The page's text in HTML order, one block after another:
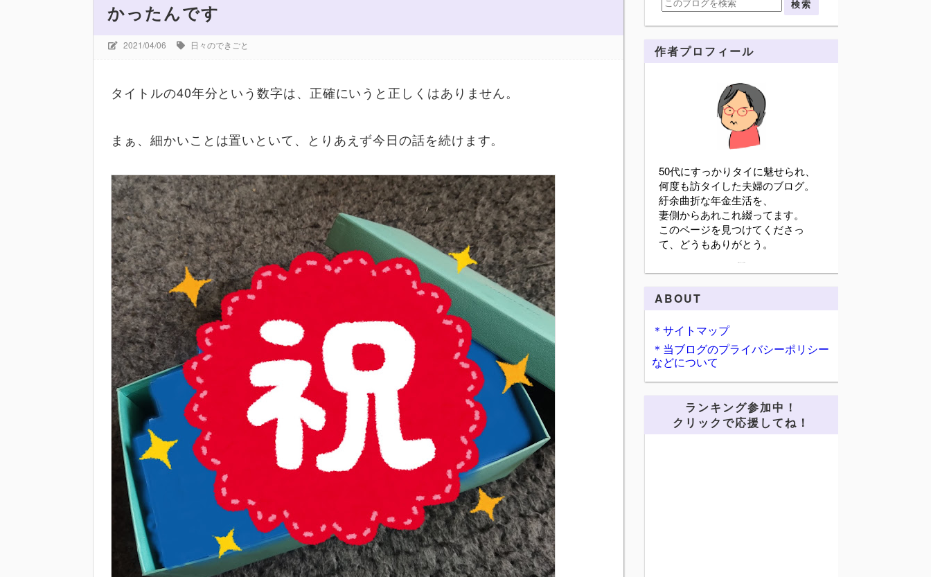
かったんです
2021/04/06 日々のできごと
タイトルの40年分という数字は、正確にいうと正しくはありません。
まぁ、細かいことは置いといて、とりあえず今日の話を続けます。
作者プロフィール
50代にすっかりタイに魅せられ、
何度も訪タイした夫婦のブログ。
紆余曲折な年金生活を、
妻側からあれこれ綴ってます。
このページを見つけてくださっ
て、どうもありがとう。
ABOUT
＊サイトマップ
＊当ブログのプライバシーポリシー
などについて
ランキング参加中！
クリックで応援してね！